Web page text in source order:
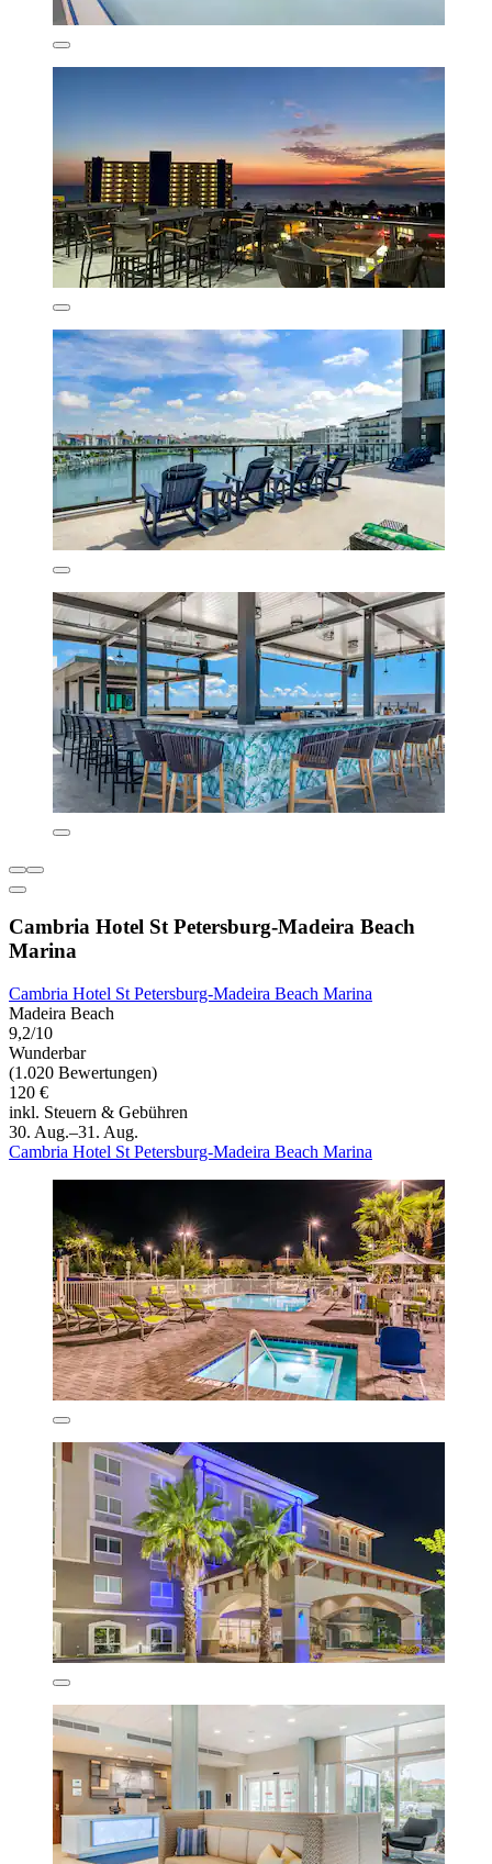
Cambria Hotel St Petersburg-Madeira Beach
Marina
Cambria Hotel St Petersburg-Madeira Beach Marina
Madeira Beach
9,2/10
Wunderbar
(1.020 Bewertungen)
120 €
inkl. Steuern & Gebühren
30. Aug.–31. Aug.
Cambria Hotel St Petersburg-Madeira Beach Marina